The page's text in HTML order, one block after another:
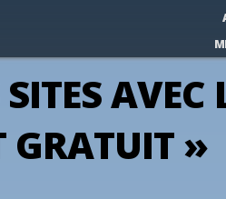
SITES
GRATUIT »